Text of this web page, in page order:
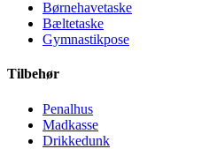
Børnehavetaske
Bæltetaske
Gymnastikpose
Tilbehør
Penalhus
Madkasse
Drikkedunk